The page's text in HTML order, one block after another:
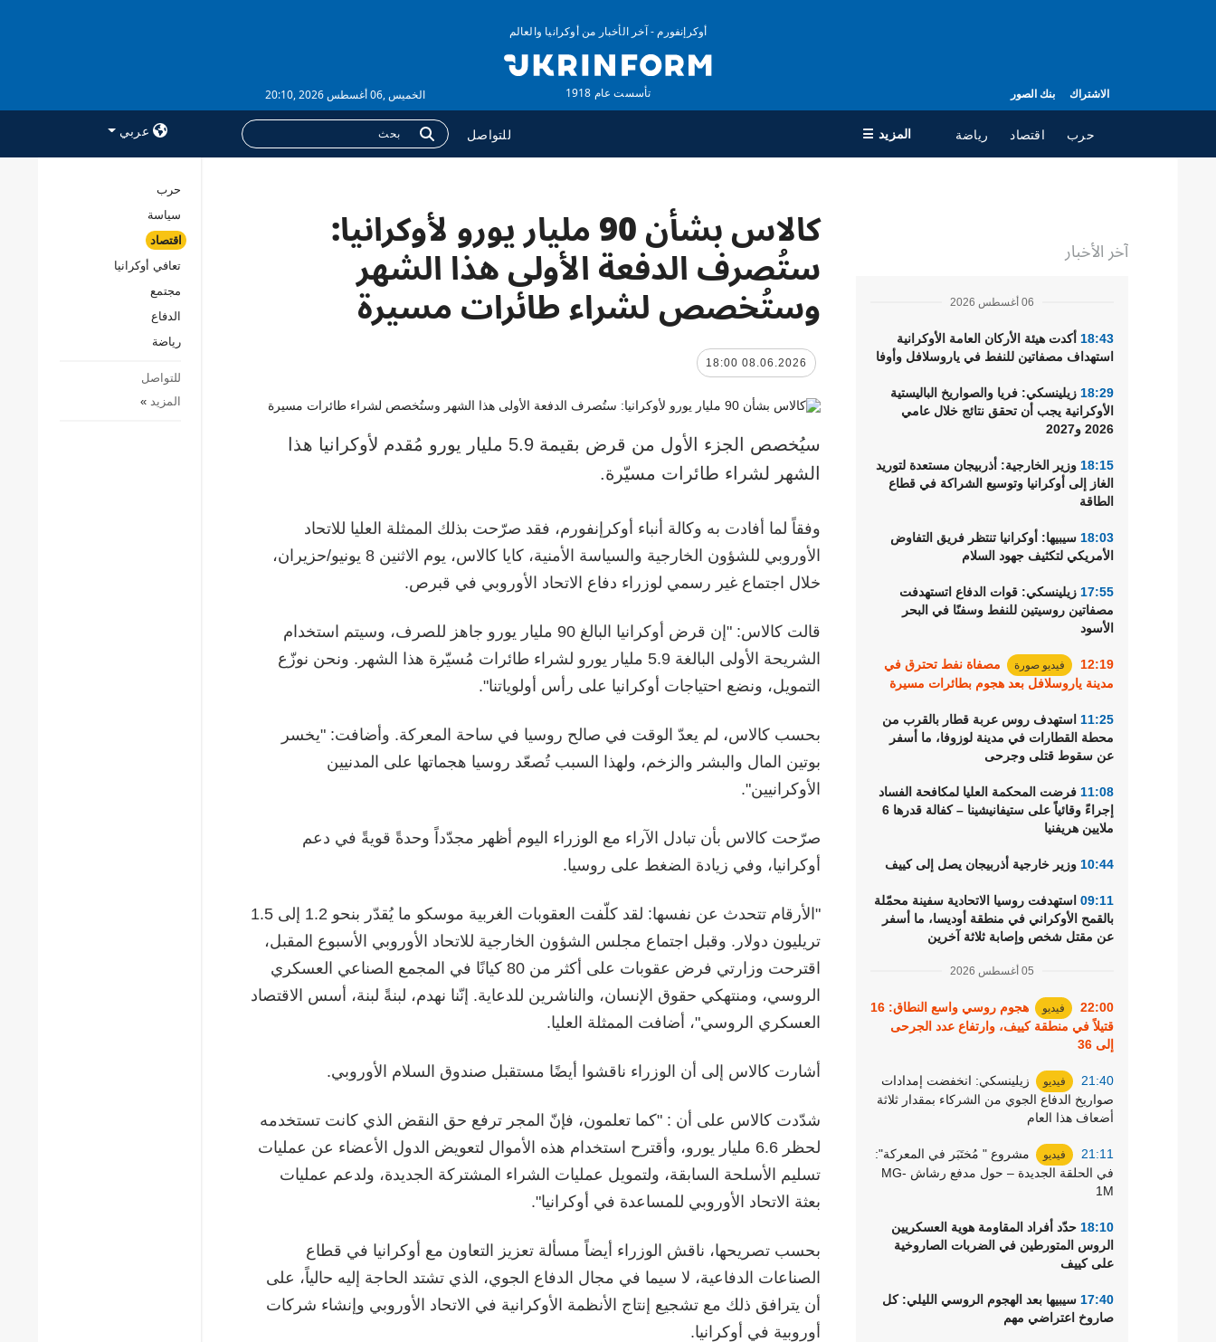
الاشتراك بنك الصور
أوكرإنفورم - آخر الأخبار من أوكرانيا والعالم
تأسست عام 1918 الخميس ,06 أغسطس 2026 ,20:10
حرب اقتصاد رياضة المزيد ☰ للتواصل عربي
حرب
تعافي أوكرانيا
مجتمع
الدفاع
رياضة
الوكالة
معلومات عن الوكالة
جهات الاتصال
سياسة الخصوصية وحماية
البيانات الشخصية
المزيد
التقارير
مقابلات
الصور
حرب
سياسة
اقتصاد
تعافي أوكرانيا
مجتمع
الدفاع
رياضة
للتواصل
المزيد »
آخر الأخبار
06 أغسطس 2026
18:43 أكدت هيئة الأركان العامة الأوكرانية
استهداف مصفاتين للنفط في ياروسلافل وأوفا
18:29 زيلينسكي: فريا والصواريخ الباليستية
الأوكرانية يجب أن تحقق نتائج خلال عامي
2026 و2027
18:15 وزير الخارجية: أذربيجان مستعدة لتوريد
الغاز إلى أوكرانيا وتوسيع الشراكة في قطاع
الطاقة
18:03 سيبيها: أوكرانيا تنتظر فريق التفاوض
الأمريكي لتكثيف جهود السلام
17:55 زيلينسكي: قوات الدفاع اتستهدفت
مصفاتين روسيتين للنفط وسفنًا في البحر
الأسود
12:19 فيديو صورة
مصفاة نفط تحترق في
مدينة ياروسلافل بعد هجوم بطائرات مسيرة
11:25 استهدف روس عربة قطار بالقرب من
محطة القطارات في مدينة لوزوفا، ما أسفر
عن سقوط قتلى وجرحى
11:08 فرضت المحكمة العليا لمكافحة الفساد
إجراءً وقائياً على ستيفانيشينا – كفالة قدرها 6
ملايين هريفنيا
10:44 وزير خارجية أذربيجان يصل إلى كييف
09:11 استهدفت روسيا الاتحادية سفينة محمّلة
بالقمح الأوكراني في منطقة أوديسا، ما أسفر
عن مقتل شخص وإصابة ثلاثة آخرين
05 أغسطس 2026
22:00 فيديو
هجوم روسي واسع النطاق: 16
قتيلاً في منطقة كييف، وارتفاع عدد الجرحى
إلى 36
21:40 فيديو
زيلينسكي: انخفضت إمدادات
صواريخ الدفاع الجوي من الشركاء بمقدار ثلاثة
أضعاف هذا العام
21:11 فيديو
مشروع " مُختَبَر في المعركة":
في الحلقة الجديدة – حول مدفع رشاش MG-
1M
18:10 حدّد أفراد المقاومة هوية العسكريين
الروس المتورطين في الضربات الصاروخية
على كييف
17:40 سيبيها بعد الهجوم الروسي الليلي: كل
صاروخ اعتراضي مهم
كالاس بشأن 90 مليار يورو لأوكرانيا:
ستُصرف الدفعة الأولى هذا الشهر
وستُخصص لشراء طائرات مسيرة
08.06.2026 18:00
سيُخصص الجزء الأول من قرض بقيمة 5.9 مليار يورو مُقدم لأوكرانيا هذا
الشهر لشراء طائرات مسيّرة.
وفقاً لما أفادت به وكالة أنباء أوكرإنفورم، فقد صرّحت بذلك الممثلة العليا للاتحاد
الأوروبي للشؤون الخارجية والسياسة الأمنية، كايا كالاس، يوم الاثنين 8 يونيو/حزيران،
خلال اجتماع غير رسمي لوزراء دفاع الاتحاد الأوروبي في قبرص.
قالت كالاس: "إن قرض أوكرانيا البالغ 90 مليار يورو جاهز للصرف، وسيتم استخدام
الشريحة الأولى البالغة 5.9 مليار يورو لشراء طائرات مُسيّرة هذا الشهر. ونحن نوزّع
التمويل، ونضع احتياجات أوكرانيا على رأس أولوياتنا".
بحسب كالاس، لم يعدّ الوقت في صالح روسيا في ساحة المعركة. وأضافت: "يخسر
بوتين المال والبشر والزخم، ولهذا السبب تُصعّد روسيا هجماتها على المدنيين
الأوكرانيين".
صرّحت كالاس بأن تبادل الآراء مع الوزراء اليوم أظهر مجدّداً وحدةً قويةً في دعم
أوكرانيا، وفي زيادة الضغط على روسيا.
"الأرقام تتحدث عن نفسها: لقد كلّفت العقوبات الغربية موسكو ما يُقدّر بنحو 1.2 إلى 1.5
تريليون دولار. وقبل اجتماع مجلس الشؤون الخارجية للاتحاد الأوروبي الأسبوع المقبل،
اقترحت وزارتي فرض عقوبات على أكثر من 80 كيانًا في المجمع الصناعي العسكري
الروسي، ومنتهكي حقوق الإنسان، والناشرين للدعاية. إنّنا نهدم، لبنةً لبنة، أسس الاقتصاد
العسكري الروسي"، أضافت الممثلة العليا.
أشارت كالاس إلى أن الوزراء ناقشوا أيضًا مستقبل صندوق السلام الأوروبي.
شدّدت كالاس على أن : "كما تعلمون، فإنّ المجر ترفع حق النقض الذي كانت تستخدمه
لحظر 6.6 مليار يورو، وأقترح استخدام هذه الأموال لتعويض الدول الأعضاء عن عمليات
تسليم الأسلحة السابقة، ولتمويل عمليات الشراء المشتركة الجديدة، ولدعم عمليات
بعثة الاتحاد الأوروبي للمساعدة في أوكرانيا".
بحسب تصريحها، ناقش الوزراء أيضاً مسألة تعزيز التعاون مع أوكرانيا في قطاع
الصناعات الدفاعية، لا سيما في مجال الدفاع الجوي، الذي تشتد الحاجة إليه حالياً، على
أن يترافق ذلك مع تشجيع إنتاج الأنظمة الأوكرانية في الاتحاد الأوروبي وإنشاء شركات
أوروبية في أوكرانيا.